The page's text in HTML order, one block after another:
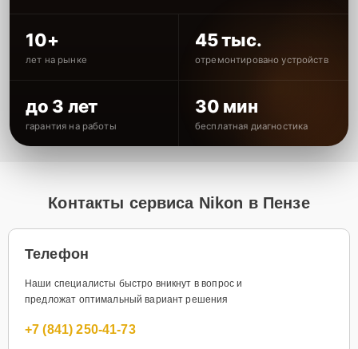
10+
лет на рынке
45 тыс.
отремонтировано устройств
до 3 лет
гарантия на работы
30 мин
бесплатная диагностика
Контакты сервиса Nikon в Пензе
Телефон
Наши специалисты быстро вникнут в вопрос и
предложат оптимальный вариант решения
+7 (841) 250-41-73